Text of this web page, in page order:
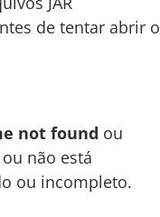
de tentar abrir o
not found ou
não está
ou incompleto.